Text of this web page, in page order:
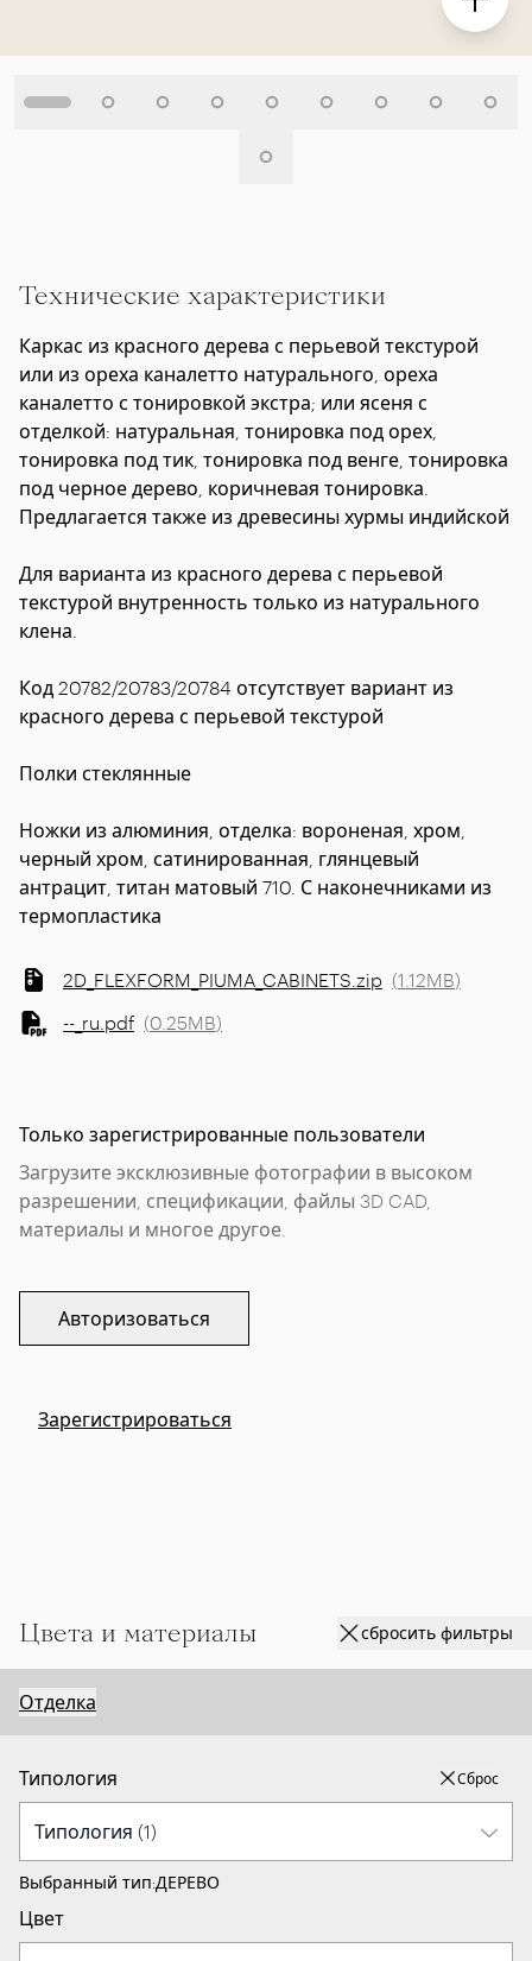
Технические характеристики
Каркас из красного дерева с перьевой текстурой
или из ореха каналетто натурального, ореха
каналетто с тонировкой экстра; или ясеня с
отделкой: натуральная, тонировка под орех,
тонировка под тик, тонировка под венге, тонировка
под черное дерево, коричневая тонировка.
Предлагается также из древесины хурмы индийской
Для варианта из красного дерева с перьевой
текстурой внутренность только из натурального
клена.
Код 20782/20783/20784 отсутствует вариант из
красного дерева с перьевой текстурой
Полки стеклянные
Ножки из алюминия, отделка: вороненая, хром,
черный хром, сатинированная, глянцевый
антрацит, титан матовый 710. С наконечниками из
термопластика
2D_FLEXFORM_PIUMA_CABINETS.zip (1.12MB)
--_ru.pdf (0.25MB)
Только зарегистрированные пользователи
Загрузите эксклюзивные фотографии в высоком
разрешении, спецификации, файлы 3D CAD,
материалы и многое другое.
Авторизоваться
Зарегистрироваться
Цвета и материалы сбросить фильтры
Отделка
Типология Сброс
Выбранный тип:ДЕРЕВО
Цвет